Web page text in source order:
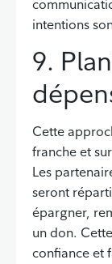
intentions
9.
Cette
franche et
Les
seront
épargner,
un don.
confiance et